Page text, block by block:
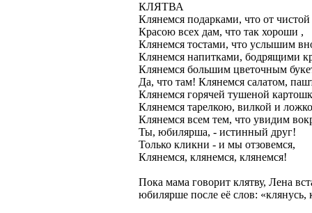
КЛЯТВА
Клянемся подарками, что от
Красою всех дам, что так хороши ,
Клянемся тостами, что услышим
Клянемся напитками, бодрящими
Клянемся большим цветочным
Да, что там! Клянемся салатом,
Клянемся горячей тушеной
Клянемся тарелкою, вилкой и
Клянемся всем тем, что увидим
Ты, юбилярша, - истинный друг!
Только кликни - и мы отзовемся,
Клянемся, клянемся, клянемся!
Пока мама говорит клятву, Лена
юбилярше после её слов: «клянусь,